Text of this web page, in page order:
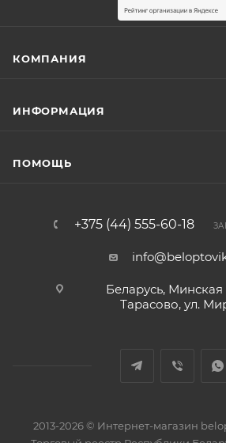
КОМПАНИЯ
ИНФОРМАЦИЯ
ПОМОЩЬ
+375 (44) 555-60-18
Беларусь, Минская
Тарасово, ул.
2013-2026 © Интернет-магазин